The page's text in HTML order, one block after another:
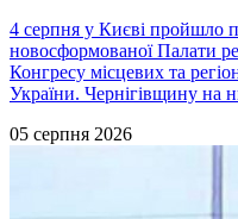
4 серпня у Києві пройшло
новосформованої Палати
Конгресу місцевих та
України. Чернігівщину на
05 серпня 2026